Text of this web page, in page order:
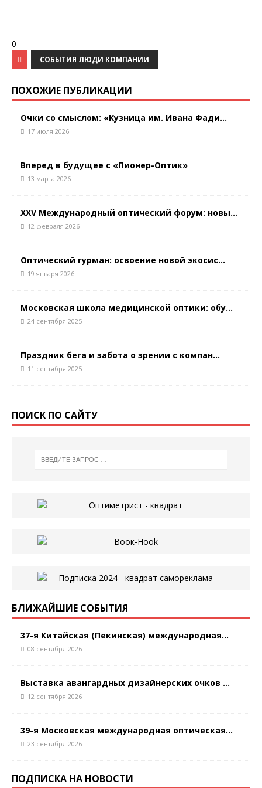
0
СОБЫТИЯ ЛЮДИ КОМПАНИИ
ПОХОЖИЕ ПУБЛИКАЦИИ
Очки со смыслом: «Кузница им. Ивана Фади...
17 июля 2026
Вперед в будущее с «Пионер-Оптик»
13 марта 2026
XXV Международный оптический форум: новы...
12 февраля 2026
Оптический гурман: освоение новой экосис...
19 января 2026
Московская школа медицинской оптики: обу...
24 сентября 2025
Праздник бега и забота о зрении с компан...
11 сентября 2025
ПОИСК ПО САЙТУ
БЛИЖАЙШИЕ СОБЫТИЯ
37-я Китайская (Пекинская) международная...
08 сентября 2026
Выставка авангардных дизайнерских очков ...
12 сентября 2026
39-я Московская международная оптическая...
23 сентября 2026
ПОДПИСКА НА НОВОСТИ